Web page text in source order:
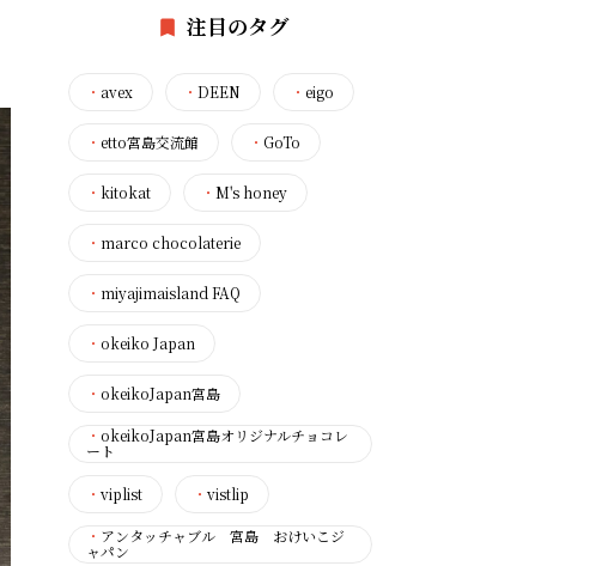
注目のタグ
・ avex ・ DEEN ・ eigo
・ etto宮島交流館 ・ GoTo
・ kitokat ・ M's honey
・ marco chocolaterie
・ miyajimaisland FAQ
・ okeiko Japan
・ okeikoJapan宮島
・ okeikoJapan宮島オリジナルチョコレ
ート
・ viplist ・ vistlip
・ アンタッチャブル 宮島 おけいこジ
ャパン